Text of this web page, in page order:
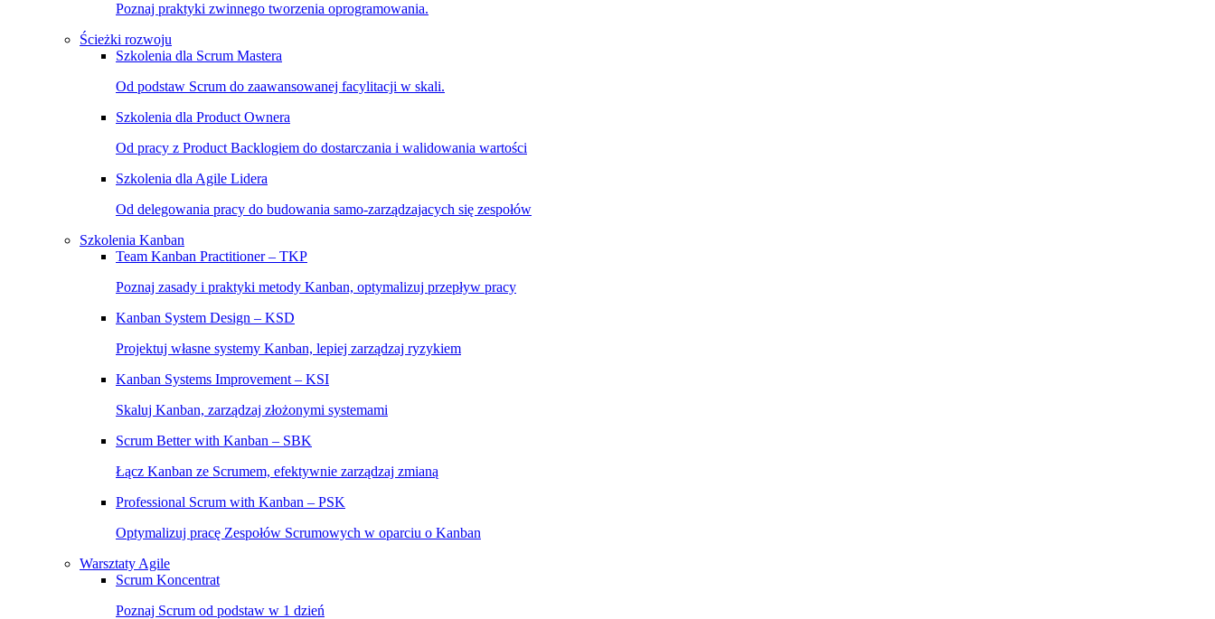
Poznaj praktyki zwinnego tworzenia oprogramowania.
Ścieżki rozwoju
Szkolenia dla Scrum Mastera
Od podstaw Scrum do zaawansowanej facylitacji w skali.
Szkolenia dla Product Ownera
Od pracy z Product Backlogiem do dostarczania i walidowania wartości
Szkolenia dla Agile Lidera
Od delegowania pracy do budowania samo-zarządzajacych się zespołów
Szkolenia Kanban
Team Kanban Practitioner – TKP
Poznaj zasady i praktyki metody Kanban, optymalizuj przepływ pracy
Kanban System Design – KSD
Projektuj własne systemy Kanban, lepiej zarządzaj ryzykiem
Kanban Systems Improvement – KSI
Skaluj Kanban, zarządzaj złożonymi systemami
Scrum Better with Kanban – SBK
Łącz Kanban ze Scrumem, efektywnie zarządzaj zmianą
Professional Scrum with Kanban – PSK
Optymalizuj pracę Zespołów Scrumowych w oparciu o Kanban
Warsztaty Agile
Scrum Koncentrat
Poznaj Scrum od podstaw w 1 dzień